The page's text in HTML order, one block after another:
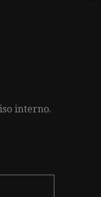
interno.